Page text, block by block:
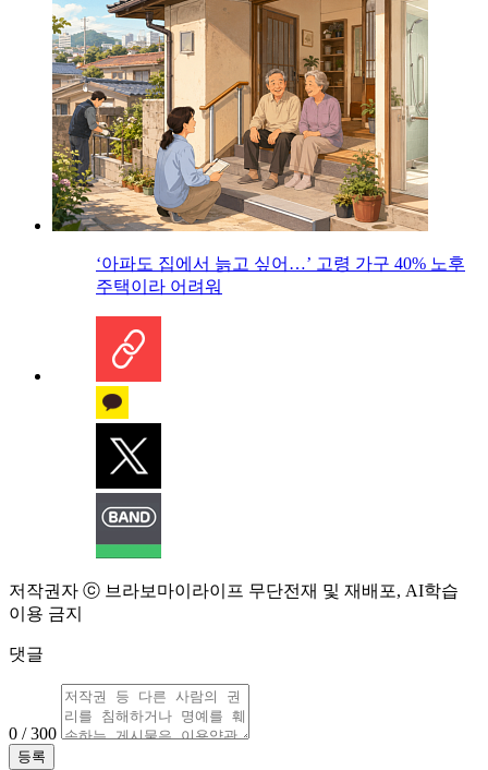
‘아파도 집에서 늙고 싶어…’ 고령 가구 40% 노후
주택이라 어려워
저작권자 ⓒ 브라보마이라이프 무단전재 및 재배포, AI학습
이용 금지
댓글
0 / 300